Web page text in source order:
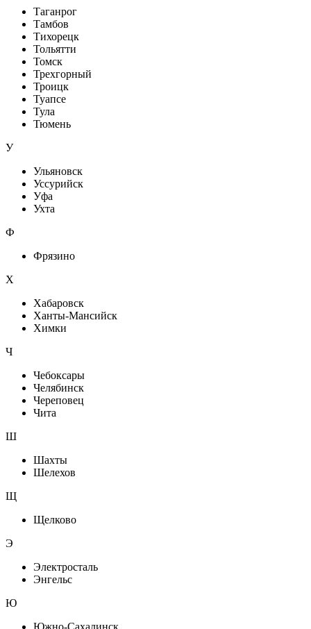
Таганрог
Тамбов
Тихорецк
Тольятти
Томск
Трехгорный
Троицк
Туапсе
Тула
Тюмень
У
Ульяновск
Уссурийск
Уфа
Ухта
Ф
Фрязино
Х
Хабаровск
Ханты-Мансийск
Химки
Ч
Чебоксары
Челябинск
Череповец
Чита
Ш
Шахты
Шелехов
Щ
Щелково
Э
Электросталь
Энгельс
Ю
Южно-Сахалинск